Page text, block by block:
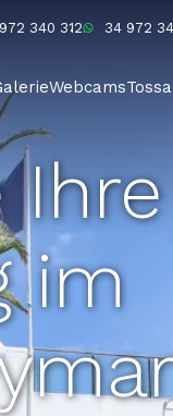
340 312 34 972
Webcams
Ihre
im